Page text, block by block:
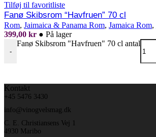
Tilføj til favoritliste
Fanø Skibsrom “Havfruen” 70 cl
Rom, Jaimaica & Panama Rom, Jamaica Rom,
399,00 kr ● På lager
-
Fanø Skibsrom "Havfruen" 70 cl antal
Kontakt
+45 5476 3430
info@vinogvelsmag.dk
C. E. Christiansens Vej 1
4930 Maribo